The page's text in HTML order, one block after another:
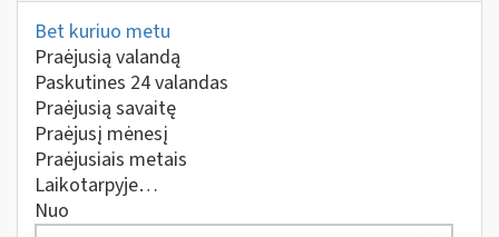
Bet kuriuo metu
Praėjusią valandą
Paskutines 24 valandas
Praėjusią savaitę
Praėjusį mėnesį
Praėjusiais metais
Laikotarpyje…
Nuo